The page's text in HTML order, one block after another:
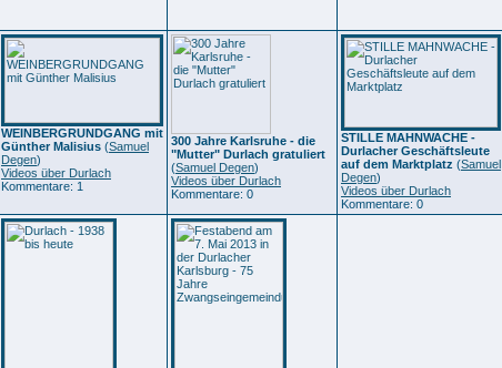
WEINBERGRUNDGANG mit
Günther Malisius (Samuel
Degen)
Videos über Durlach
Kommentare: 1
300 Jahre Karlsruhe - die
"Mutter" Durlach gratuliert
(Samuel Degen)
Videos über Durlach
Kommentare: 0
STILLE MAHNWACHE -
Durlacher Geschäftsleute
auf dem Marktplatz (Samuel
Degen)
Videos über Durlach
Kommentare: 0